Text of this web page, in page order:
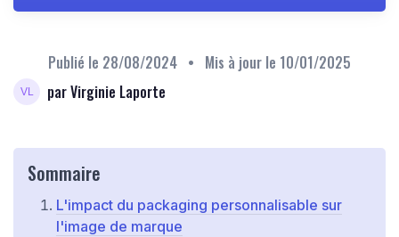
Publié le 28/08/2024 • Mis à jour le 10/01/2025
par Virginie Laporte
Sommaire
L'impact du packaging personnalisable sur
l'image de marque